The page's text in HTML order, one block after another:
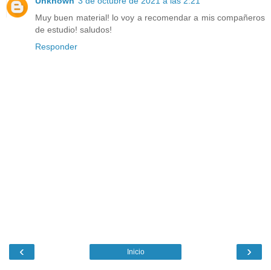
Muy buen material! lo voy a recomendar a mis compañeros
de estudio! saludos!
Responder
‹ ›
Inicio